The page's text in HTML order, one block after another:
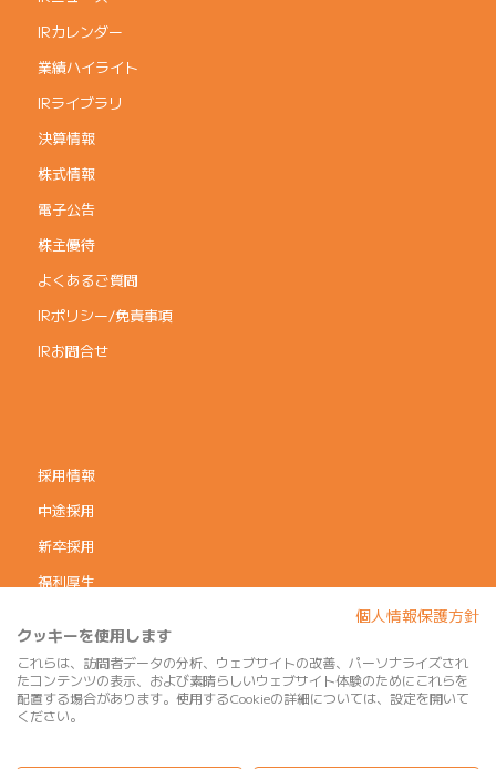
IRカレンダー
業績ハイライト
IRライブラリ
決算情報
株式情報
電子公告
株主優待
よくあるご質問
IRポリシー/免責事項
IRお問合せ
採用情報
中途採用
新卒採用
福利厚生
個人情報保護方針
利用規約
サイトマップ
個人情報保護方針
クッキーを使用します
これらは、訪問者データの分析、ウェブサイトの改善、パーソナライズされ
たコンテンツの表示、および素晴らしいウェブサイト体験のためにこれらを
配置する場合があります。使用するCookieの詳細については、設定を開いて
ください。